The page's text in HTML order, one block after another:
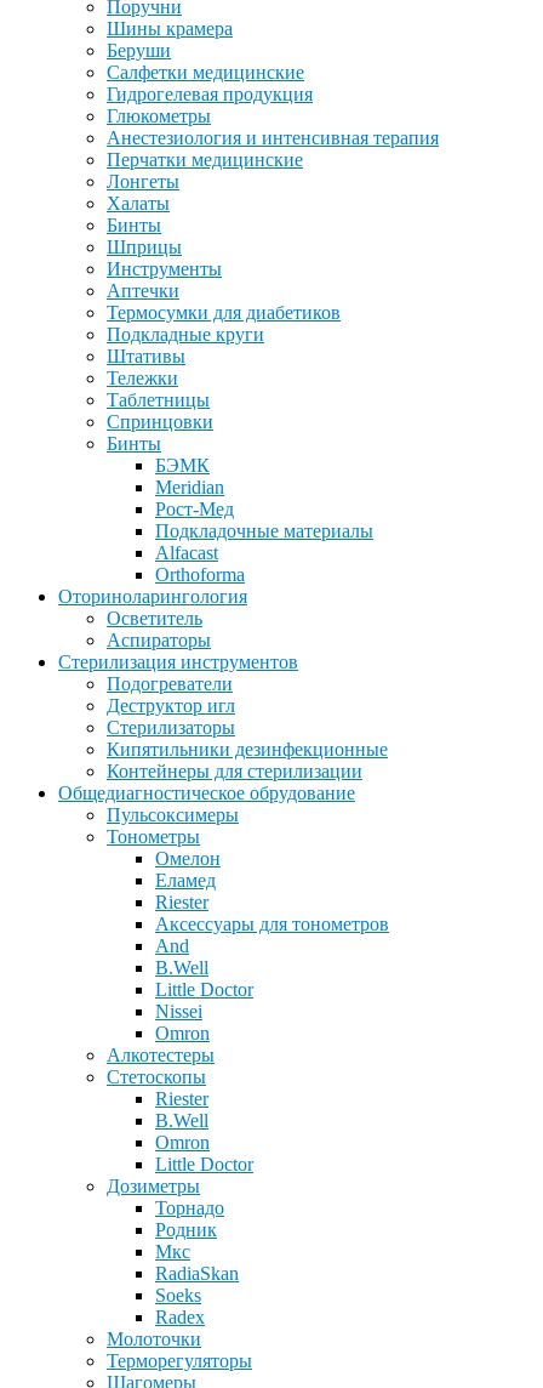
Поручни
Шины крамера
Беруши
Салфетки медицинские
Гидрогелевая продукция
Глюкометры
Анестезиология и интенсивная терапия
Перчатки медицинские
Лонгеты
Халаты
Бинты
Шприцы
Инструменты
Аптечки
Термосумки для диабетиков
Подкладные круги
Штативы
Тележки
Таблетницы
Спринцовки
Бинты
БЭМК
Meridian
Рост-Мед
Подкладочные материалы
Alfacast
Orthoforma
Оториноларингология
Осветитель
Аспираторы
Стерилизация инструментов
Подогреватели
Деструктор игл
Стерилизаторы
Кипятильники дезинфекционные
Контейнеры для стерилизации
Общедиагностическое обрудование
Пульсоксимеры
Тонометры
Омелон
Еламед
Riester
Аксессуары для тонометров
And
B.Well
Little Doctor
Nissei
Omron
Алкотестеры
Стетоскопы
Riester
B.Well
Omron
Little Doctor
Дозиметры
Торнадо
Родник
Мкс
RadiaSkan
Soeks
Radex
Молоточки
Терморегуляторы
Шагомеры